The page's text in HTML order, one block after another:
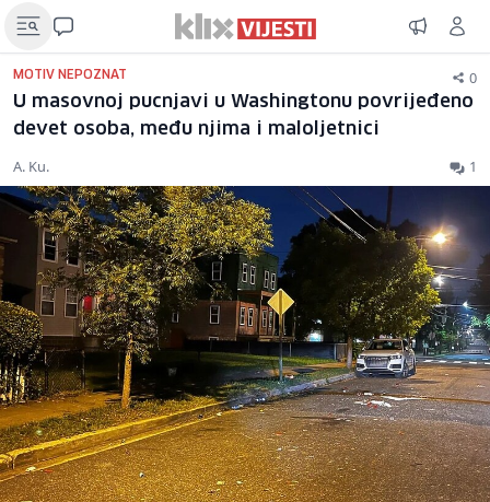
MOTIV NEPOZNAT 0
U masovnoj pucnjavi u Washingtonu povrijeđeno
devet osoba, među njima i maloljetnici
A. Ku. 1